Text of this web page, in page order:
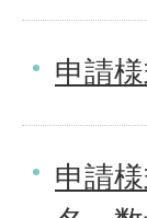
申請
申請